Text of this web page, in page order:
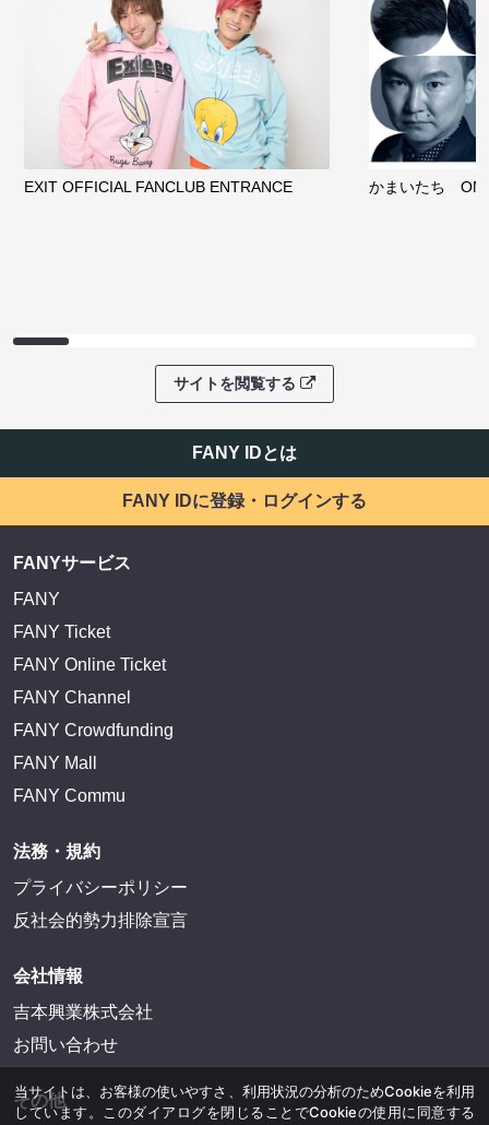
EXIT OFFICIAL FANCLUB ENTRANCE かまいたち
サイトを閲覧する
FANY IDとは
FANY IDに登録・ログインする
FANYサービス
FANY
FANY Ticket
FANY Online Ticket
FANY Channel
FANY Crowdfunding
FANY Mall
FANY Commu
法務・規約
プライバシーポリシー
反社会的勢力排除宣言
会社情報
吉本興業株式会社
お問い合わせ
その他
当サイトは、お客様の使いやすさ、利用状況の分析のためCookieを利用
しています。このダイアログを閉じることでCookieの使用に同意する